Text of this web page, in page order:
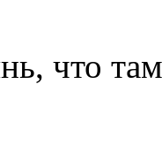
что